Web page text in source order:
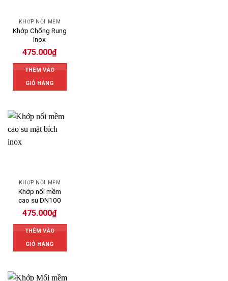
KHỚP NỐI MỀM
Khớp Chống Rung
Inox
475.000₫
THÊM VÀO
GIỎ HÀNG
KHỚP NỐI MỀM
Khớp nối mềm
cao su DN100
475.000₫
THÊM VÀO
GIỎ HÀNG